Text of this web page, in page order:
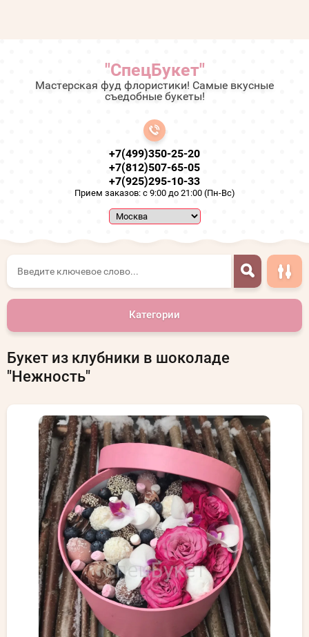
"СпецБукет"
Мастерская фуд флористики! Самые вкусные
съедобные букеты!
+7(499)350-25-20
+7(812)507-65-05
+7(925)295-10-33
Прием заказов: с 9:00 до 21:00 (Пн-Вс)
Категории
Букет из клубники в шоколаде
"Нежность"